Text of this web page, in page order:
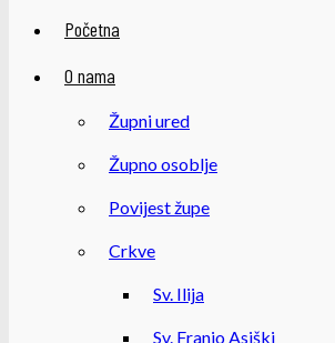
Početna
O nama
Župni ured
Župno osoblje
Povijest župe
Crkve
Sv. Ilija
Sv. Franjo Asiški